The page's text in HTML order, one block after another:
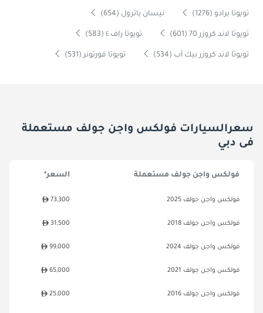
تويوتا برادو (1276) نيسان باترول (654)
تويوتا لاند كروزر 70 (601) تويوتا راف ٤ (583)
تويوتا لاند كروزر بيك آب (534) تويوتا فورتونر (531)
سعرالسيارات فولكس واجن جولف مستعملة
فى دبي
فولكس واجن جولف مستعملة السعر*
فولكس واجن جولف 2025 73,300
فولكس واجن جولف 2018 31,500
فولكس واجن جولف 2024 99,000
فولكس واجن جولف 2021 65,000
فولكس واجن جولف 2016 25,000